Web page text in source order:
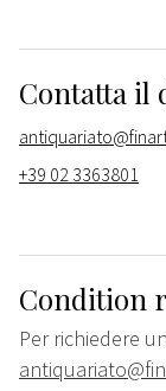
Contatta il
+39 02 3363801
Condition
Per richiedere